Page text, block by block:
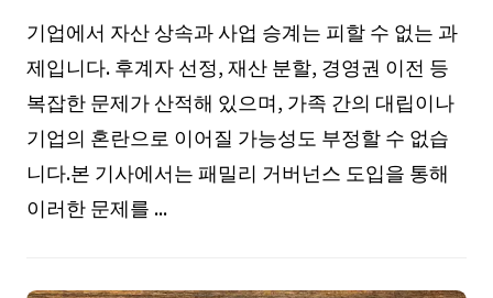
기업에서 자산 상속과 사업 승계는 피할 수 없는 과
제입니다. 후계자 선정, 재산 분할, 경영권 이전 등
복잡한 문제가 산적해 있으며, 가족 간의 대립이나
기업의 혼란으로 이어질 가능성도 부정할 수 없습
니다.본 기사에서는 패밀리 거버넌스 도입을 통해
이러한 문제를 ...